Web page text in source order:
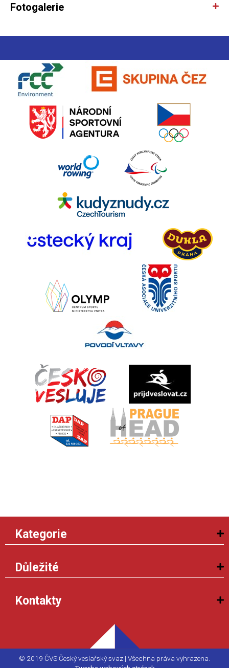
Fotogalerie
Kategorie
Důležité
Kontakty
© 2019 ČVS Český veslařský svaz | Všechna práva vyhrazena.